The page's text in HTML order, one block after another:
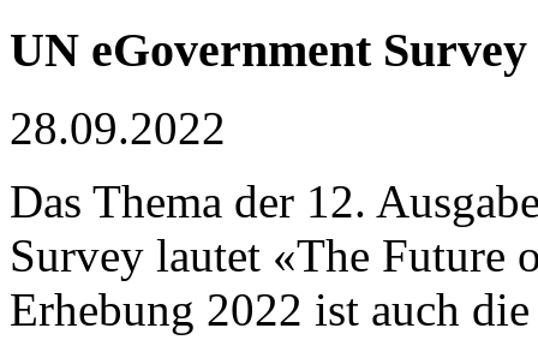
UN eGovernment Survey
28.09.2022
Das Thema der 12.
Survey lautet «The Future
Erhebung 2022 ist auch